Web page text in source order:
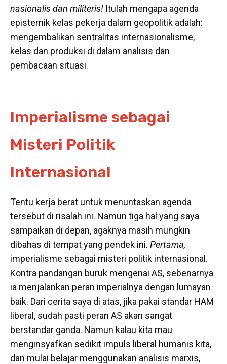
nasionalis dan militeris! Itulah mengapa agenda
epistemik kelas pekerja dalam geopolitik adalah:
mengembalikan sentralitas internasionalisme,
kelas dan produksi di dalam analisis dan
pembacaan situasi.
Imperialisme sebagai
Misteri Politik
Internasional
Tentu kerja berat untuk menuntaskan agenda
tersebut di risalah ini. Namun tiga hal yang saya
sampaikan di depan, agaknya masih mungkin
dibahas di tempat yang pendek ini. Pertama,
imperialisme sebagai misteri politik internasional.
Kontra pandangan buruk mengenai AS, sebenarnya
ia menjalankan peran imperialnya dengan lumayan
baik. Dari cerita saya di atas, jika pakai standar HAM
liberal, sudah pasti peran AS akan sangat
berstandar ganda. Namun kalau kita mau
menginsyafkan sedikit impuls liberal humanis kita,
dan mulai belajar menggunakan analisis marxis,